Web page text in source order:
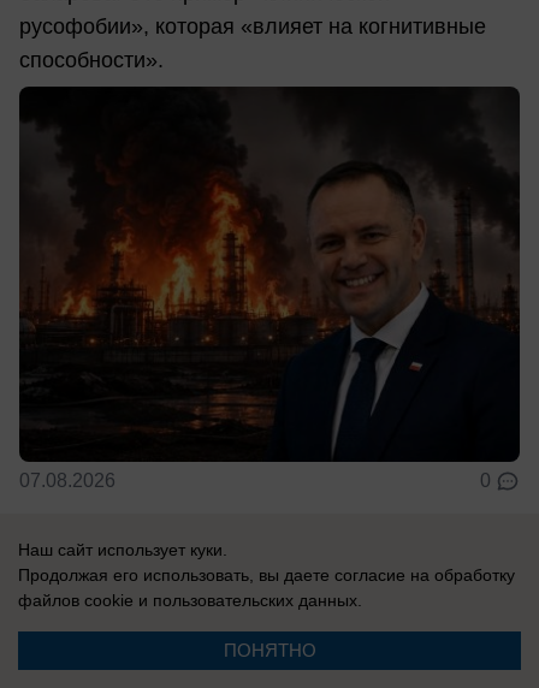
русофобии», которая «влияет на когнитивные
способности».
07.08.2026 0
Новости СМИ2
Наш сайт использует куки.
Продолжая его использовать, вы даете согласие на обработку
файлов cookie и пользовательских данных.
ПОНЯТНО